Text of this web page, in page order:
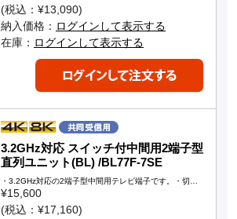
(税込：¥13,090)
納入価格： ログインして表示する
在庫： ログインして表示する
3.2GHz対応 スイッチ付中間用2端子型
直列ユニット(BL) /BL77F-7SE
・3.2GHz対応の2端子型中間用テレビ端子です。・切…
¥15,600
(税込：¥17,160)